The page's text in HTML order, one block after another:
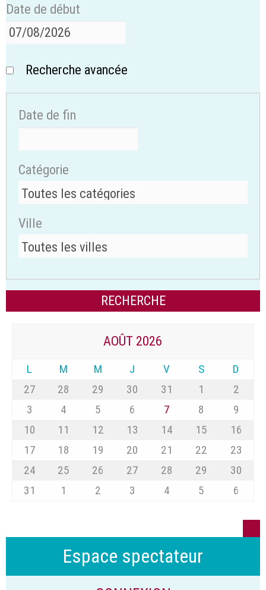
Date de début
Recherche avancée
Date de fin
Catégorie
Ville
AOÛT 2026
L M M J V S
D
27
28 29 30 31 1
2
3
4 5 6 7 8
9
10
11 12 13 14 15
16
17
18 19 20 21 22
23
24
25 26 27 28 29
30
31
1 2 3 4 5 6
Espace spectateur